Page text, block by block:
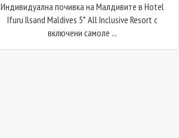
Индивидуална почивка на Малдивите в Hotel
Ifuru Ilsand Maldives 5* All Inclusive Resort с
включени самоле ...